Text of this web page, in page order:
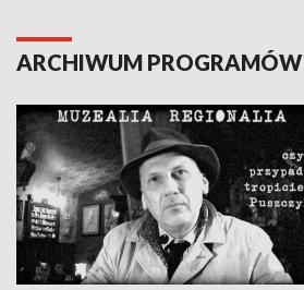
ARCHIWUM PROGRAMÓW